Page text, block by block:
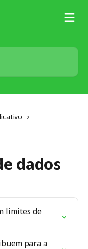
dados
limites de
para a